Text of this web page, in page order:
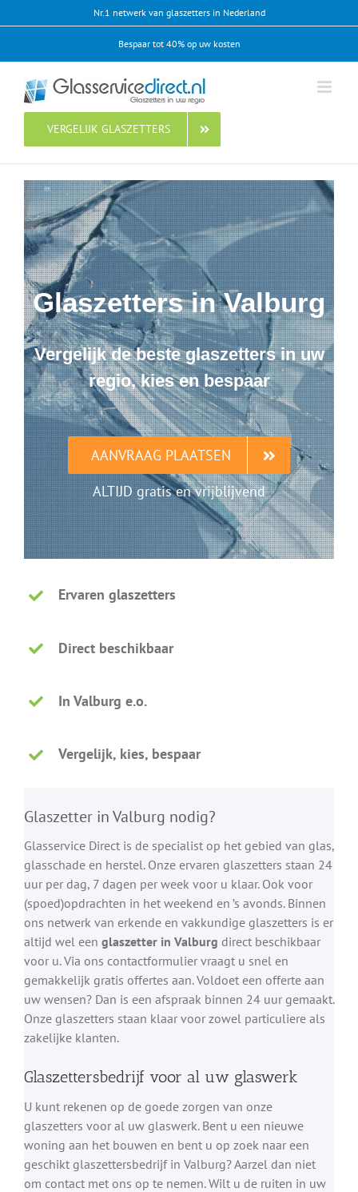
naar
Nr.1 netwerk van glaszetters in Nederland
Bespaar tot 40% op uw kosten
VERGELIJK GLASZETTERS
Glaszetters in Valburg
Vergelijk de beste glaszetters in uw
regio, kies en bespaar
AANVRAAG PLAATSEN
ALTIJD gratis en vrijblijvend
Ervaren glaszetters
Direct beschikbaar
In Valburg e.o.
Vergelijk, kies, bespaar
Glaszetter in Valburg nodig?
Glasservice Direct is de specialist op het gebied van glas,
glasschade en herstel. Onze ervaren glaszetters staan 24
uur per dag, 7 dagen per week voor u klaar. Ook voor
(spoed)opdrachten in het weekend en ’s avonds. Binnen
ons netwerk van erkende en vakkundige glaszetters is er
altijd wel een glaszetter in Valburg direct beschikbaar
voor u. Via ons contactformulier vraagt u snel en
gemakkelijk gratis offertes aan. Voldoet een offerte aan
uw wensen? Dan is een afspraak binnen 24 uur gemaakt.
Onze glaszetters staan klaar voor zowel particuliere als
zakelijke klanten.
Glaszettersbedrijf voor al uw glaswerk
U kunt rekenen op de goede zorgen van onze
glaszetters voor al uw glaswerk. Bent u een nieuwe
woning aan het bouwen en bent u op zoek naar een
geschikt glaszettersbedrijf in Valburg? Aarzel dan niet
om contact met ons op te nemen. Wilt u de ruiten in uw